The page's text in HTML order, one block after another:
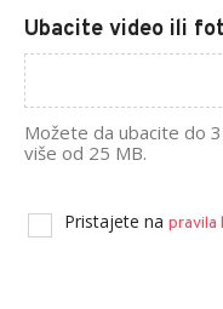
Ubacite video ili
Možete da ubacite do
više od 25 MB.
Pristajete na pravila